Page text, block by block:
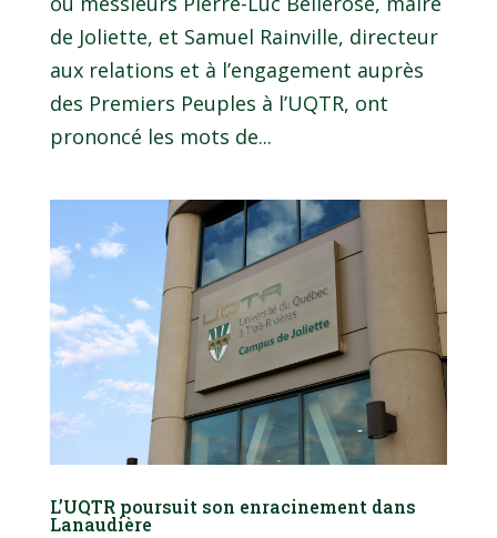
de Joliette, et Samuel Rainville, directeur
aux relations et à l’engagement auprès
des Premiers Peuples à l’UQTR, ont
prononcé les mots de...
L’UQTR poursuit son enracinement dans
Lanaudière